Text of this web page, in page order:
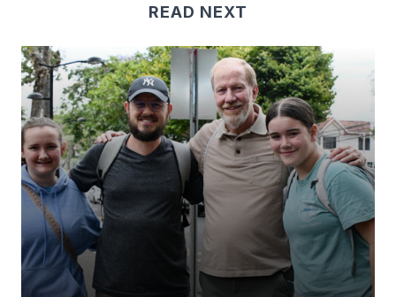
READ NEXT